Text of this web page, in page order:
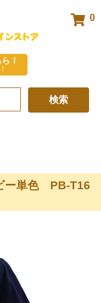
0
ンストア
！
検索
ー単色 PB-T16